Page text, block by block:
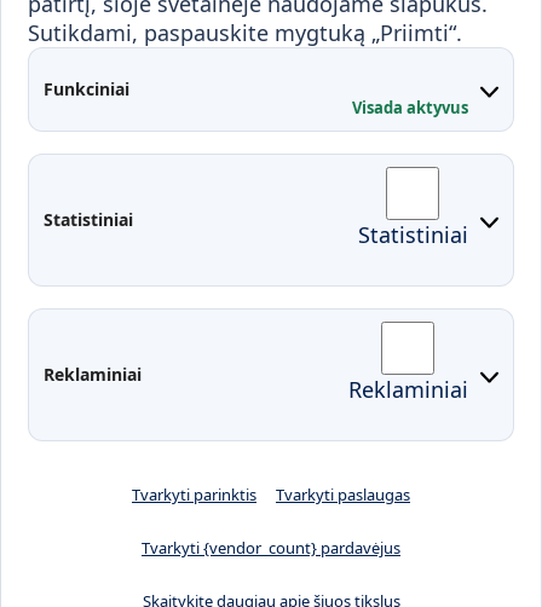
Sutikdami, paspauskite mygtuką „Priimti“.
Funkciniai
Visada aktyvus
Statistiniai Statistiniai
Reklaminiai Reklaminiai
Tvarkyti parinktis Tvarkyti paslaugas
Tvarkyti {vendor_count} pardavėjus
Skaitykite daugiau apie šiuos tikslus
Partnerystės
Kontaktai
Administracija
Fakultetai
Studentų atstovybė
Moodle
EDINA
Pasirengimas ekstremaliai